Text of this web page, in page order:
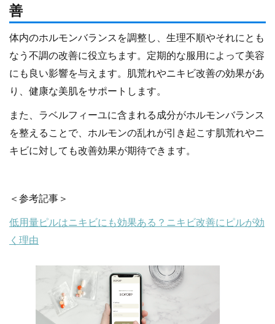
善
体内のホルモンバランスを調整し、生理不順やそれにとも
なう不調の改善に役立ちます。定期的な服用によって美容
にも良い影響を与えます。肌荒れやニキビ改善の効果があ
り、健康な美肌をサポートします。
また、ラベルフィーユに含まれる成分がホルモンバランス
を整えることで、ホルモンの乱れが引き起こす肌荒れやニ
キビに対しても改善効果が期待できます。
＜参考記事＞
低用量ピルはニキビにも効果ある？ニキビ改善にピルが効
く理由